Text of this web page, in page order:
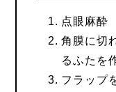
点眼麻酔
角膜に切
るふたを
フラップ